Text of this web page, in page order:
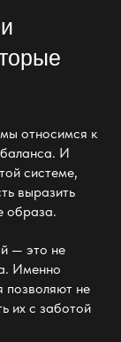
относимся к
И
системе,
выразить
образа.
— это не
Именно
позволяют не
их с заботой